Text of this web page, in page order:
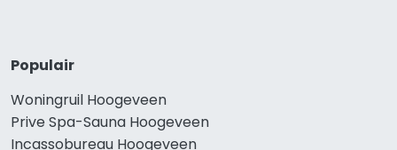
Populair
Woningruil Hoogeveen
Prive Spa-Sauna Hoogeveen
Incassobureau Hoogeveen